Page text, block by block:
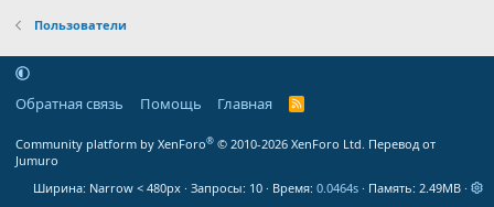
Пользователи
Обратная связь Помощь Главная
R
Community platform by XenForo® © 2010-2026 XenForo Ltd. Перевод от
Jumuro
Ширина
Запросы 10 Время 0.0464s Память 2.49MB